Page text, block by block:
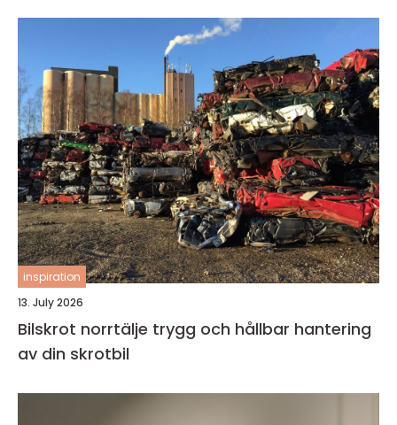
inspiration
13. July 2026
Bilskrot norrtälje trygg och hållbar hantering
av din skrotbil